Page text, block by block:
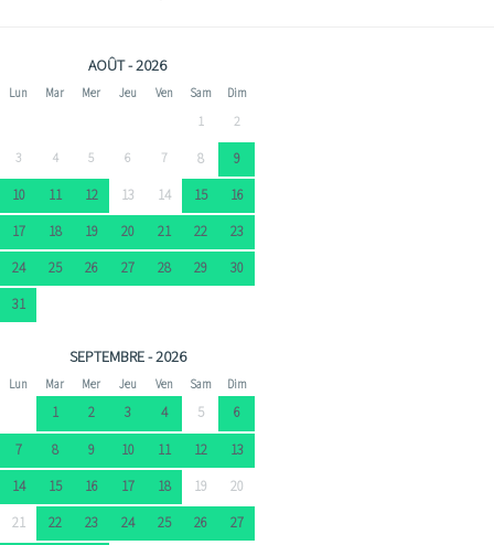
AOÛT - 2026
Lun Mar Mer Jeu Ven Sam Dim
1
2
3
4 5 6 7 8
9
10
11 12 13 14 15
16
17
18 19 20 21 22
23
24
25 26 27 28 29
30
31
SEPTEMBRE - 2026
Lun Mar Mer Jeu Ven Sam Dim
1 2 3 4 5
6
7
8 9 10 11 12
13
14
15 16 17 18 19
20
21
22 23 24 25 26
27